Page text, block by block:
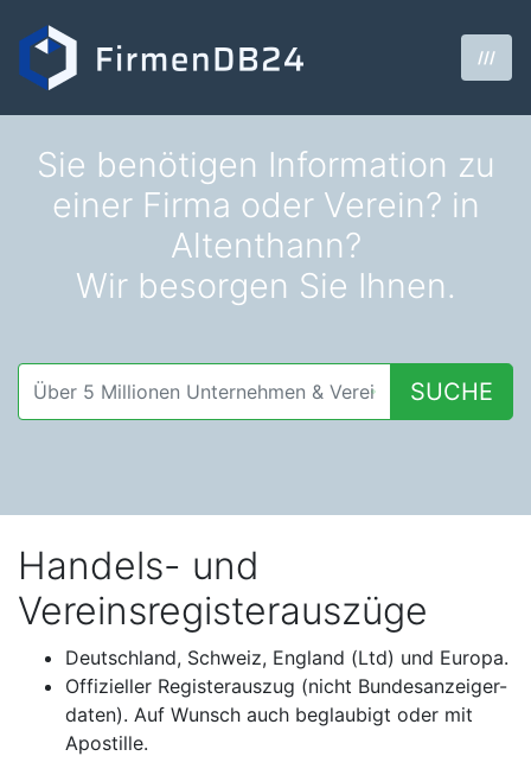
///
Sie benötigen Information zu
einer Firma oder Verein? in
Altenthann?
Wir besorgen Sie Ihnen.
SUCHE
Handels- und
Vereinsregisterauszüge
Deutschland, Schweiz, England (Ltd) und Europa.
Offizieller Registerauszug (nicht Bundesanzeiger-
daten). Auf Wunsch auch beglaubigt oder mit
Apostille.